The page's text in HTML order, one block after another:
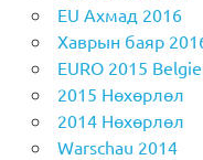
EU Aхмад 2016
Хаврын баяр
EURO 2015
2015 Нөхөрлөл
2014 Нөхөрлөл
Warschau 2014